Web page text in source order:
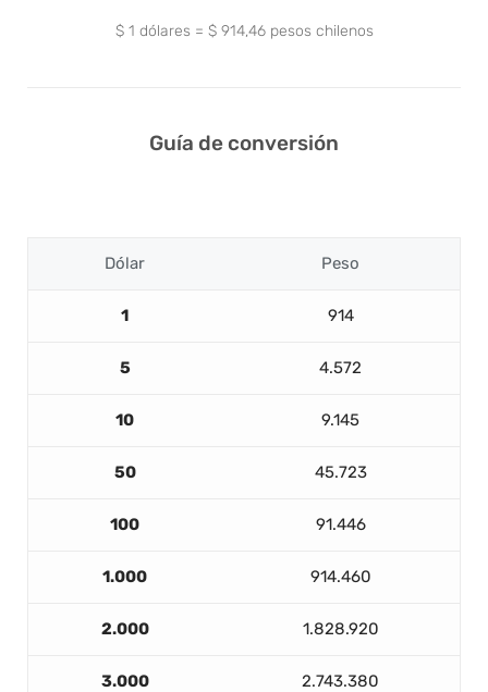
$ 1 dólares = $ 914,46pesos chilenos
Guía de conversión
Dólar Peso
1 914
5 4.572
10 9.145
50 45.723
100 91.446
1.000 914.460
2.000 1.828.920
3.000 2.743.380